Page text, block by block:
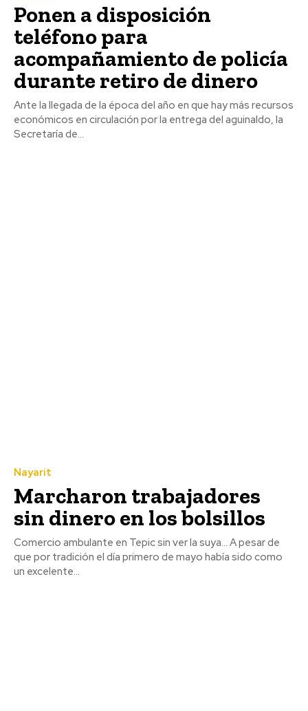
Ponen a disposición
teléfono para
acompañamiento de policía
durante retiro de dinero
Ante la llegada de la época del año en que hay más recursos
económicos en circulación por la entrega del aguinaldo, la
Secretaría de...
Nayarit
Marcharon trabajadores
sin dinero en los bolsillos
Comercio ambulante en Tepic sin ver la suya… A pesar de
que por tradición el día primero de mayo había sido como
un excelente...